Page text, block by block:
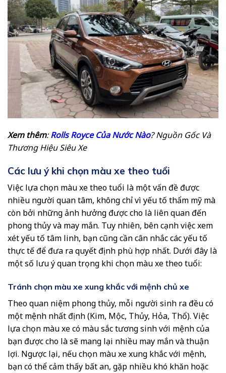
Xem thêm:Rolls Royce Của Nước Nào? Nguồn Gốc Và
Thương Hiệu Siêu Xe
Các lưu ý khi chọn màu xe theo tuổi
Việc lựa chọn màu xe theo tuổi là một vấn đề được
nhiều người quan tâm, không chỉ vì yếu tố thẩm mỹ mà
còn bởi những ảnh hưởng được cho là liên quan đến
phong thủy và may mắn. Tuy nhiên, bên cạnh việc xem
xét yếu tố tâm linh, bạn cũng cần cân nhắc các yếu tố
thực tế để đưa ra quyết định phù hợp nhất. Dưới đây là
một số lưu ý quan trọng khi chọn màu xe theo tuổi:
Tránh chọn màu xe xung khắc với mệnh chủ xe
Theo quan niệm phong thủy, mỗi người sinh ra đều có
một mệnh nhất định (Kim, Mộc, Thủy, Hỏa, Thổ). Việc
lựa chọn màu xe có màu sắc tương sinh với mệnh của
bạn được cho là sẽ mang lại nhiều may mắn và thuận
lợi. Ngược lại, nếu chọn màu xe xung khắc với mệnh,
bạn có thể cảm thấy bất an, gặp nhiều khó khăn hoặc